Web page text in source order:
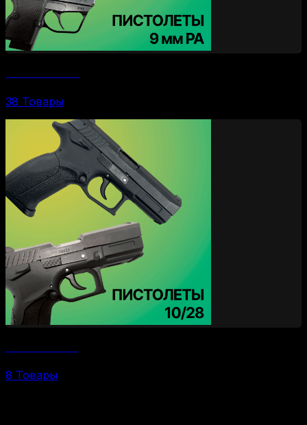
38 Товары
8 Товары